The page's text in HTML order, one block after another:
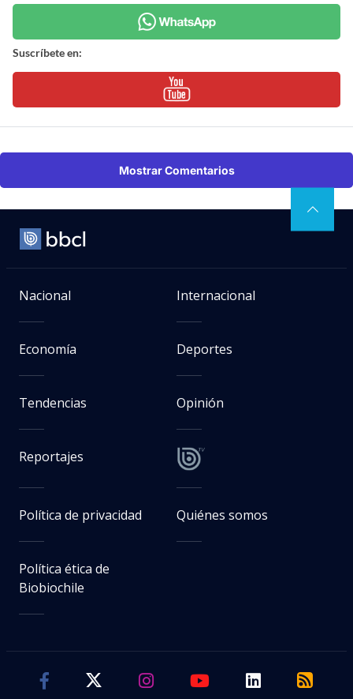
Suscríbete en:
Mostrar Comentarios
Nacional Internacional
Economía Deportes
Tendencias Opinión
Reportajes
Política de privacidad Quiénes somos
Política ética de
Biobiochile